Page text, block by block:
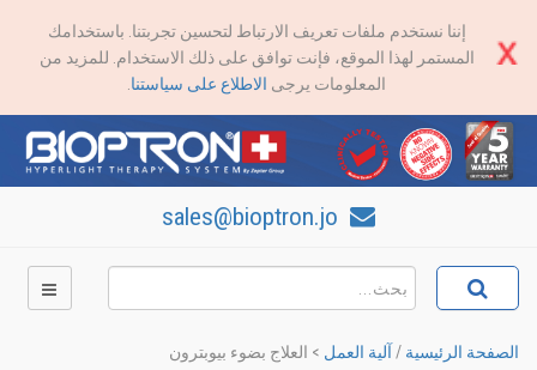
إننا نستخدم ملفات تعريف الارتباط لتحسين تجربتنا. باستخدامك
المستمر لهذا الموقع، فإنت توافق على ذلك الاستخدام. للمزيد من
المعلومات يرجى الاطلاع على سياستنا
الصفحة الرئيسية / آلية العمل > العلاج بضوء بيوبترون